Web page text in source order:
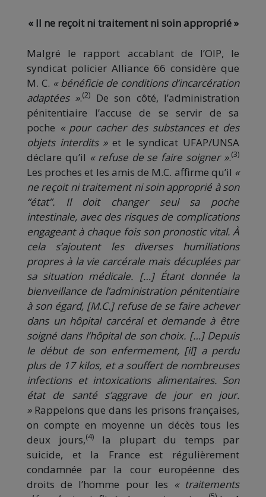
« Il ne reçoit ni traitement ni soin approprié »
Malgré le rapport accablant de l’OIP, le
syndicat policier Alliance 66 considère que
M. C. « bénéficie de conditions d’incarcération
adaptées ».(2)
De son côté, l’administration
pénitentiaire l’accuse de se servir de sa
poche « pour cacher des substances et des
objets interdits »et le syndicat UFAP/UNSA
déclare qu’il « refuse de se faire soigner ».(3)
Les proches et les amis de M.C. affirme qu’il «
ne reçoit ni traitement ni soin approprié à son
“état”. Il doit changer seul sa poche
intestinale, avec des risques de complications
engageant à chaque fois son pronostic vital. À
cela s’ajoutent les diverses humiliations
propres à la vie carcérale mais décuplées par
sa situation médicale. […] Étant donnée la
bienveillance de l’administration pénitentiaire
à son égard, [M.C.] refuse de se faire achever
dans un hôpital carcéral et demande à être
soigné dans l’hôpital de son choix. […] Depuis
le début de son enfermement, [il] a perdu
plus de 17 kilos, et a souffert de nombreuses
infections et intoxications alimentaires. Son
état de santé s’aggrave de jour en jour.
»Rappelons que dans les prisons françaises,
on compte en moyenne un décès tous les
deux jours,(4)la plupart du temps par
suicide, et la France est régulièrement
condamnée par la cour européenne des
droits de l’homme pour les « traitements